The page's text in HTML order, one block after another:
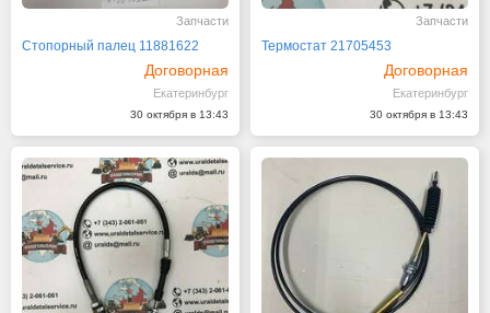
Запчасти
Стопорный палец 11881622
Договорная
Екатеринбург
30 октября в 13:43
Запчасти
Термостат 21705453
Договорная
Екатеринбург
30 октября в 13:43